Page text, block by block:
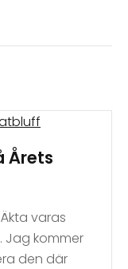
Årets
varas
Jag kommer
den där